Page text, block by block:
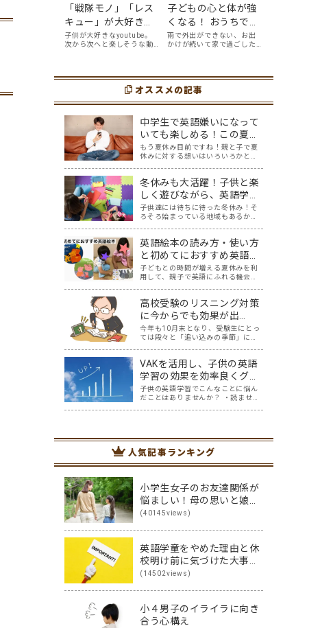
「戦隊モノ」「レス
キュー」が大好きな
年中男児が、自分か
ら好んで見る
選
子供が大好きなyoutube。
次から次へと楽しそうな動
ツールです。アットホーム留
学では、親子の会話・家庭
youtubeやゲーム、アプリ
だ…
子どもの心と体が強
くなる！ おうちで簡
単に、親子で英語ヨ
ガを楽しめる
選
雨で外出ができない、お出
かけが続いて家で過ごした
な時は英語ヨガに親子で挑
戦してみませんか？ 今回の
にオススメの「youtube動
オススメの記事
中学生で英語嫌いになって
いても楽しめる！この夏中
学生におすすめの英語学習
動画５選
もう夏休み目前ですね！親と子で夏
休みに対する想いはいろいろかと思
合、中3受験生の息子は夏休みは連日
塾の夏期講座に通うことになりそう
です。全国の受験生の皆さん、がん
ばってください…
冬休みも大活躍！子供と楽
しく遊びながら、英語学習
ができるお家手作りゲーム
遊び5選
子供達には待ちに待った冬休み！そ
ろそろ始まっている地域もあるかも
すが、夏休みと違い冬休みは、比較
的お家で過ごす方も多いのではない
でしょうか？ 夏休みほど宿題もな
く、のんびり過…
英語絵本の読み方・使い方
と初めてにおすすめ英語絵
本3選
子どもとの時間が増える夏休みを利
用して、親子で英語にふれる機会を
Youtube、InstagramやTikTokなど
映像を一緒に見て真似する方法、ア
プリやボードゲーム、カードゲー
ム…
高校受験のリスニング対策
に今からでも効果が出
る？！おすすめTikTok５選
今年も10月末となり、受験生にとっ
ては段々と「追い込みの季節」にな
わかっているものの、なかなか集中
して勉強に取り組めないときもあり
ます。スマホを手に取ってしまうと
なかなか切り…
VAKを活用し、子供の英語
学習の効果を効率良くグン
と上げる方法
子供の英語学習でこんなことに悩ん
だことはありませんか？ ・読ませる
悩んでいた時に、私が親子英会話を
学んでいる…
人気記事ランキング
小学生女子のお友達関係が
悩ましい！母の思いと娘の
思いを伝え合った親子
(40145views)
英語学童をやめた理由と休
校明け前に気づけた大事な
こと
(14502views)
小４男子のイライラに向き
合う心構え